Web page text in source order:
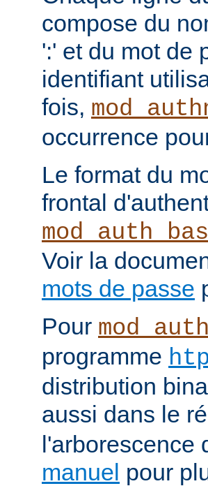
compose du
':' et du mot de
identifiant
fois,
occurrence
Le format du
frontal
Voir la
mots de passe
Pour
programme
distribution
aussi dans le
l'arborescence
manuel pour